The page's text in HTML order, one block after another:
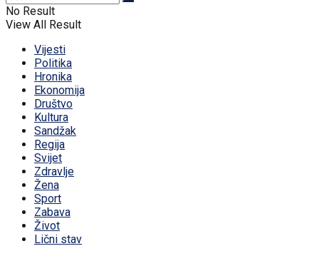
No Result
View All Result
Vijesti
Politika
Hronika
Ekonomija
Društvo
Kultura
Sandžak
Regija
Svijet
Zdravlje
Žena
Sport
Zabava
Život
Lični stav